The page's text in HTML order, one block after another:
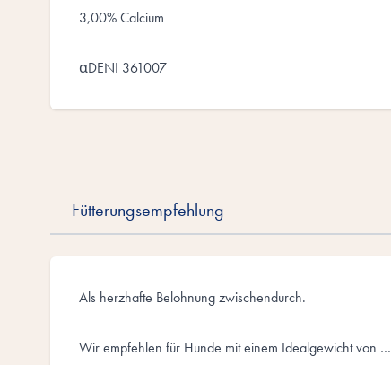
3,00% Calcium
αDENI 361007
Fütterungsempfehlung
Als herzhafte Belohnung zwischendurch.
Wir empfehlen für Hunde mit einem Idealgewicht von …